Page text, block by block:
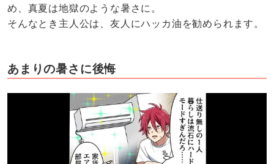
め、真夏は地獄のような暑さに。
そんなとき主人公は、友人にハッカ油を勧められます。
あまりの暑さに後悔